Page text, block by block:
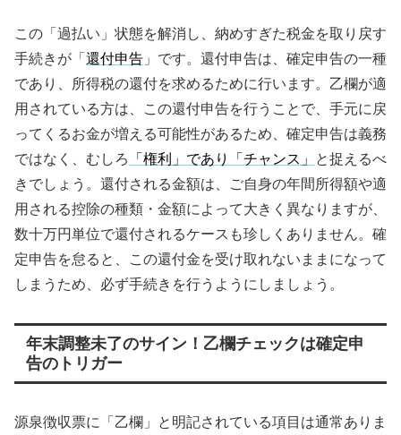
この「過払い」状態を解消し、納めすぎた税金を取り戻す
手続きが「 還付申告 」です。還付申告は、確定申告の一種
であり、所得税の還付を求めるために行います。乙欄が適
用されている方は、この還付申告を行うことで、手元に戻
ってくるお金が増える可能性があるため、確定申告は義務
ではなく、むしろ
「権利」であり「チャンス」
と捉えるべ
きでしょう。還付される金額は、ご自身の年間所得額や適
用される控除の種類・金額によって大きく異なりますが、
数十万円単位で還付されるケースも珍しくありません。確
定申告を怠ると、この還付金を受け取れないままになって
しまうため、必ず手続きを行うようにしましょう。
年末調整未了のサイン！乙欄チェックは確定申
告のトリガー
源泉徴収票に「乙欄」と明記されている項目は通常ありま